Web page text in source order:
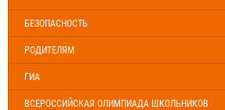
БЕЗОПАСНОСТЬ
РОДИТЕЛЯМ
ГИА
ВСЕРОССИЙСКАЯ ОЛИМПИАДА ШКОЛЬНИКОВ